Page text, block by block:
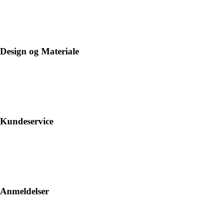
Design og Materiale
Kundeservice
Anmeldelser